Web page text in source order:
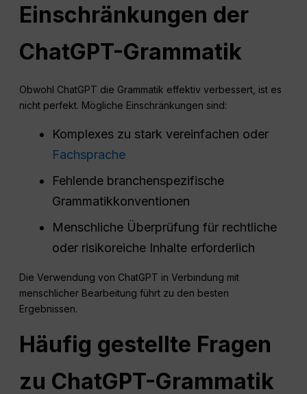
Einschränkungen der
ChatGPT-Grammatik
Obwohl ChatGPT die Grammatik effektiv verbessert, ist es
nicht perfekt. Mögliche Einschränkungen sind:
Komplexes zu stark vereinfachen oder
Fachsprache
Fehlende branchenspezifische
Grammatikkonventionen
Menschliche Überprüfung für rechtliche
oder risikoreiche Inhalte erforderlich
Die Verwendung von ChatGPT in Verbindung mit
menschlicher Bearbeitung führt zu den besten
Ergebnissen.
Häufig gestellte Fragen
zu ChatGPT-Grammatik